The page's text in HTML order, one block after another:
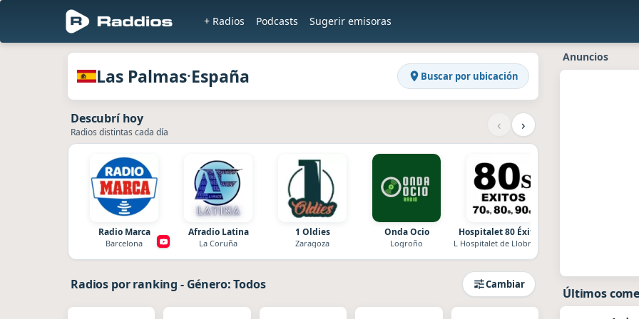
+ Radios Podcasts Sugerir emisoras
Radios de Las Palmas · Españaen Raddios
Las Palmas·España Buscar por ubicación
Descubrí hoy
Radios distintas cada día ‹ ›
Radio Marca
Barcelona
Afradio Latina
La Coruña
1 Oldies
Zaragoza
Onda Ocio
Logroño
Hospitalet 80 Éxitos
L Hospitalet de Llobregat
Radios por ranking - Género: Todos Cambiar
Anuncios
Últimos